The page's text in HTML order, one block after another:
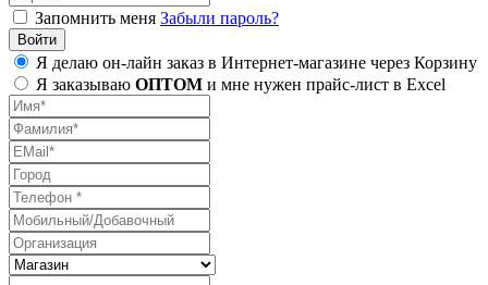
Запомнить меня Забыли пароль?
Я делаю он-лайн заказ в Интернет-магазине через Корзину
Я заказываю ОПТОМ и мне нужен прайс-лист в Excel